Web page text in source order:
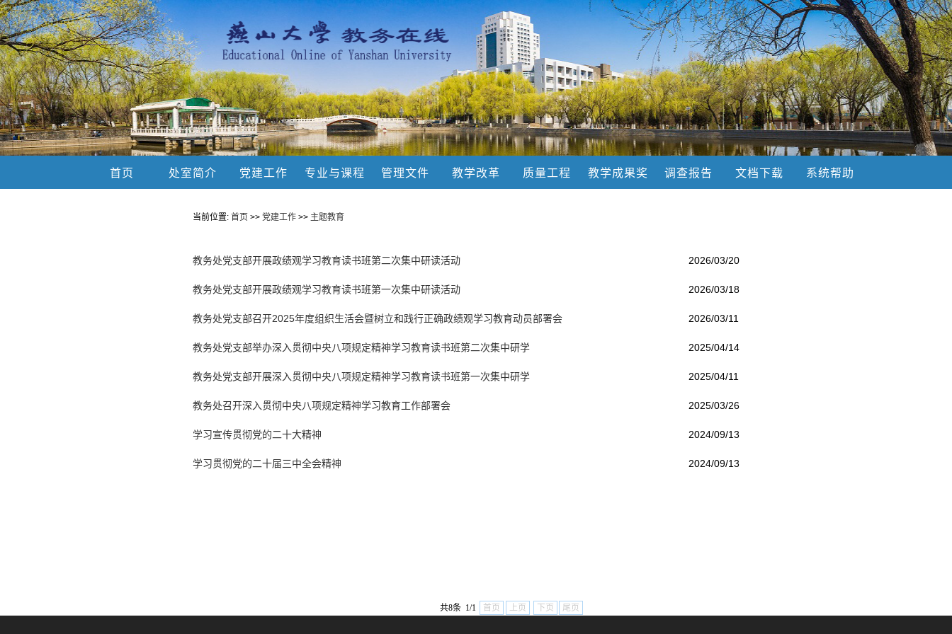
首页 处室简介 党建工作 专业与课程 管理文件 教学改革 质量工程 教学成果奖 调查报告 文档下载 系统帮助
当前位置: 首页 >> 党建工作 >> 主题教育
教务处党支部开展政绩观学习教育读书班第二次集中研读活动 2026/03/20
教务处党支部开展政绩观学习教育读书班第一次集中研读活动 2026/03/18
教务处党支部召开2025年度组织生活会暨树立和践行正确政绩观学习教育动员部署会 2026/03/11
教务处党支部举办深入贯彻中央八项规定精神学习教育读书班第二次集中研学 2025/04/14
教务处党支部开展深入贯彻中央八项规定精神学习教育读书班第一次集中研学 2025/04/11
教务处召开深入贯彻中央八项规定精神学习教育工作部署会 2025/03/26
学习宣传贯彻党的二十大精神 2024/09/13
学习贯彻党的二十届三中全会精神 2024/09/13
共8条 1/1 首页 上页 下页 尾页